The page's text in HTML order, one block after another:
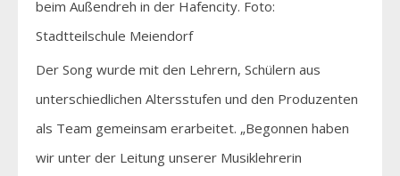
beim Außendreh in der Hafencity. Foto:
Stadtteilschule Meiendorf
Der Song wurde mit den Lehrern, Schülern aus
unterschiedlichen Altersstufen und den Produzenten
als Team gemeinsam erarbeitet. „Begonnen haben
wir unter der Leitung unserer Musiklehrerin